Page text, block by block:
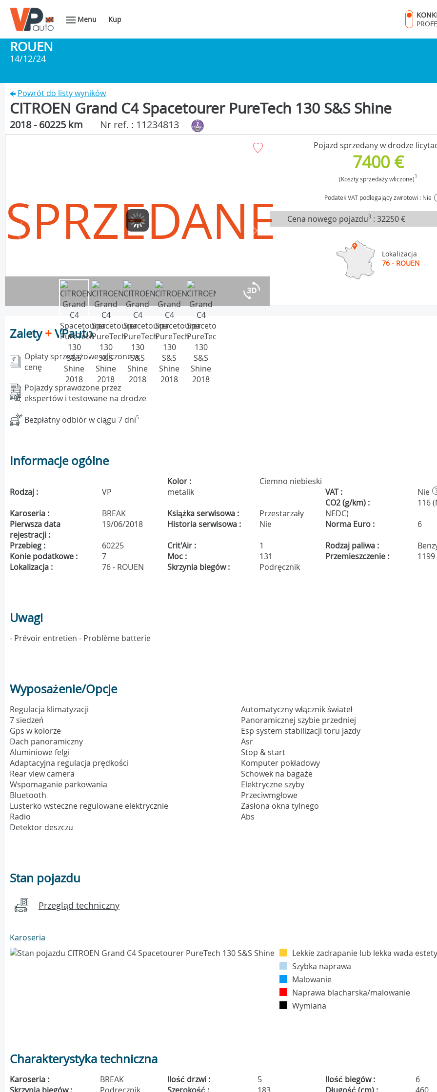
Menu Kup
ROUEN
14/12/24
Powrót do listy wyników
CITROEN Grand C4 Spacetourer PureTech 130 S&S Shine
2018 - 60225 km Nr ref. : 11234813
SPRZEDANE
Pojazd sprzedany w drodze
7400 €
(Koszty sprzedaży wliczone)1
Podatek VAT podlegający zwrotowi : Nie
Cena nowego pojazdu3 : 32250 €
Lokalizacja
76 - ROUEN
Zalety+VPauto
Opłaty sprzedażowe wliczone w
cenę
Pojazdy sprawdzone przez
ekspertów i testowane na drodze
Bezpłatny odbiór w ciągu 7 dni5
Informacje ogólne
Rodzaj : VP
Kolor :
Ciemno niebieski
metalik
VAT : Nie ?
Karoseria : BREAK Książka serwisowa : Przestarzały
CO2 (g/km) :
116
NEDC)
Pierwsza data
rejestracji :
19/06/2018 Historia serwisowa : Nie Norma Euro :
6
Przebieg :
60225 Crit'Air : 1 Rodzaj paliwa :
Konie podatkowe :
7 Moc : 131 Przemieszczenie :
1199
Lokalizacja :
76 - ROUEN Skrzynia biegów : Podręcznik
Uwagi
- Prévoir entretien - Problème batterie
Wyposażenie/Opcje
Regulacja klimatyzacji
7 siedzeń
Gps w kolorze
Dach panoramiczny
Aluminiowe felgi
Adaptacyjna regulacja prędkości
Rear view camera
Wspomaganie parkowania
Bluetooth
Lusterko wsteczne regulowane elektrycznie
Radio
Detektor deszczu
Automatyczny włącznik świateł
Panoramicznej szybie przedniej
Esp system stabilizacji toru jazdy
Asr
Stop & start
Komputer pokładowy
Schowek na bagaże
Elektryczne szyby
Przeciwmgłowe
Zasłona okna tylnego
Abs
Stan pojazdu
Przegląd techniczny
Karoseria
Lekkie zadrapanie lub lekka wada
Szybka naprawa
Malowanie
Naprawa blacharska/malowanie
Wymiana
Charakterystyka techniczna
Karoseria : BREAK Ilość drzwi : 5 Ilość biegów :
6